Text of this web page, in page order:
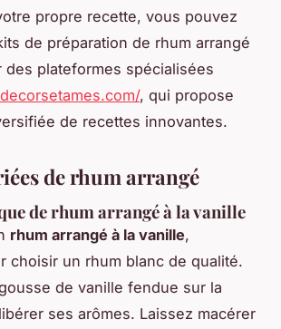
propre recette, vous pouvez
de préparation de rhum arrangé
plateformes spécialisées
, qui propose
de recettes innovantes.
de rhum arrangé
de rhum arrangé à la vanille
rhum arrangé à la vanille,
choisir un rhum blanc de qualité.
de vanille fendue sur la
ses arômes. Laissez macérer